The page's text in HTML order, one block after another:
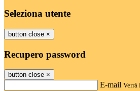
Seleziona utente
button close ×
Recupero password
button close ×
E-mail Verrà